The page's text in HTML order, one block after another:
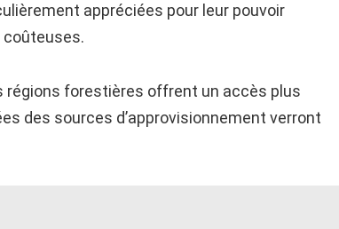
appréciées pour leur pouvoir
coûteuses.
régions forestières offrent un accès plus
des sources d’approvisionnement verront